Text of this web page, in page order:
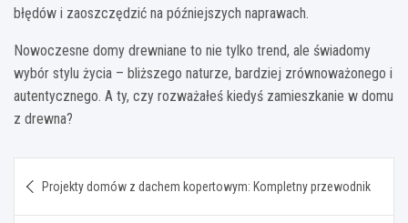
błędów i zaoszczędzić na późniejszych naprawach.
Nowoczesne domy drewniane to nie tylko trend, ale świadomy
wybór stylu życia – bliższego naturze, bardziej zrównoważonego i
autentycznego. A ty, czy rozważałeś kiedyś zamieszkanie w domu
z drewna?
wpisu
Projekty domów z dachem kopertowym: Kompletny przewodnik